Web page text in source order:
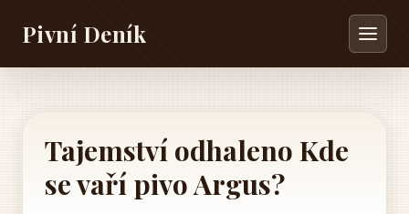
Pivní Deník
Tajemství odhaleno Kde
se vaří pivo Argus?